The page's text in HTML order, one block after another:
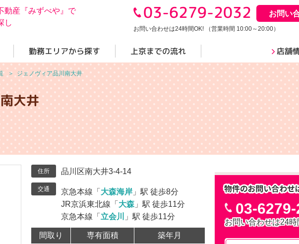
動産『みずべや』で
し
03-6279-2032 お問い
お問い合わせは24時間OK! （営業時間 10:00～20:00）
勤務エリアから探す 上京までの流れ 店舗
＞ ジェノヴィア品川南大井
大井
住所 品川区南大井3-4-14
交通 京急本線「 大森海岸 」駅 徒歩8分
JR京浜東北線「 大森 」駅 徒歩11分
京急本線「 立会川 」駅 徒歩11分
間取り 専有面積 築年月
03-
お問い合わせは24時